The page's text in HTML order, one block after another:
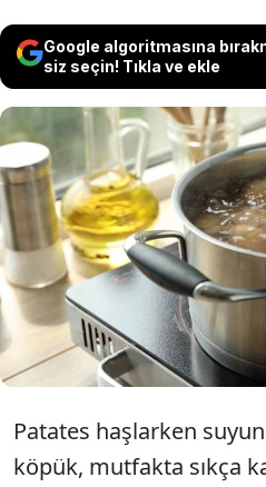
Google algoritmasına
siz seçin! Tıkla ve ekle
Patates
alınması
uzmanlar
detaylar...
Patates haşlarken
köpük, mutfakta sıkça